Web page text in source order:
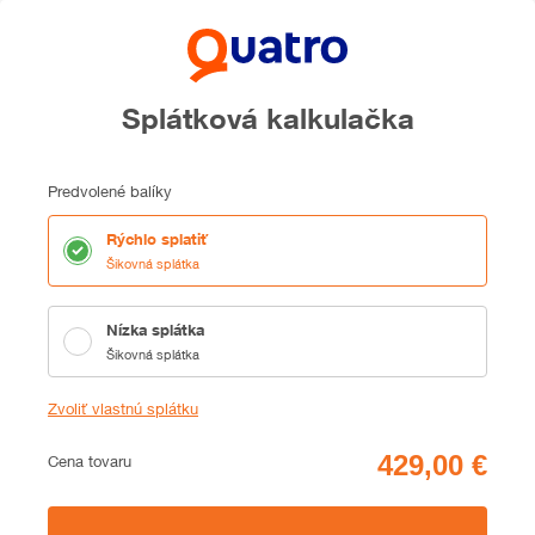
Splátková kalkulačka
Predvolené balíky
Rýchlo splatiť
Šikovná splátka
Nízka splátka
Šikovná splátka
Zvoliť vlastnú splátku
Cena
Cena tovaru
Zhrnutie